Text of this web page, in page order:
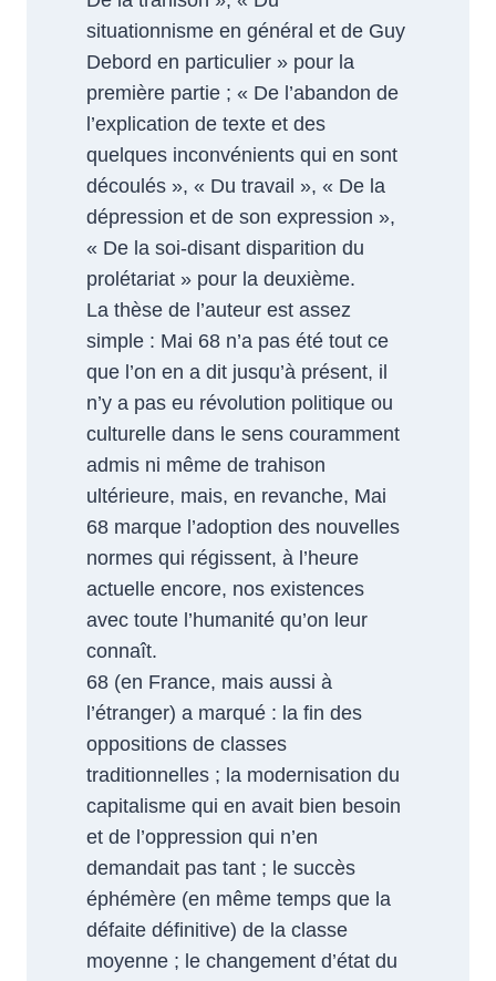
situationnisme en général et de Guy
Debord en particulier » pour la
première partie ; « De l’abandon de
l’explication de texte et des
quelques inconvénients qui en sont
découlés », « Du travail », « De la
dépression et de son expression »,
« De la soi-disant disparition du
prolétariat » pour la deuxième.
La thèse de l’auteur est assez
simple : Mai 68 n’a pas été tout ce
que l’on en a dit jusqu’à présent, il
n’y a pas eu révolution politique ou
culturelle dans le sens couramment
admis ni même de trahison
ultérieure, mais, en revanche, Mai
68 marque l’adoption des nouvelles
normes qui régissent, à l’heure
actuelle encore, nos existences
avec toute l’humanité qu’on leur
connaît.
68 (en France, mais aussi à
l’étranger) a marqué : la fin des
oppositions de classes
traditionnelles ; la modernisation du
capitalisme qui en avait bien besoin
et de l’oppression qui n’en
demandait pas tant ; le succès
éphémère (en même temps que la
défaite définitive) de la classe
moyenne ; le changement d’état du